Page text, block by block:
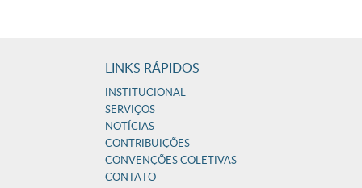
LINKS RÁPIDOS
INSTITUCIONAL
SERVIÇOS
NOTÍCIAS
CONTRIBUIÇÕES
CONVENÇÕES COLETIVAS
CONTATO